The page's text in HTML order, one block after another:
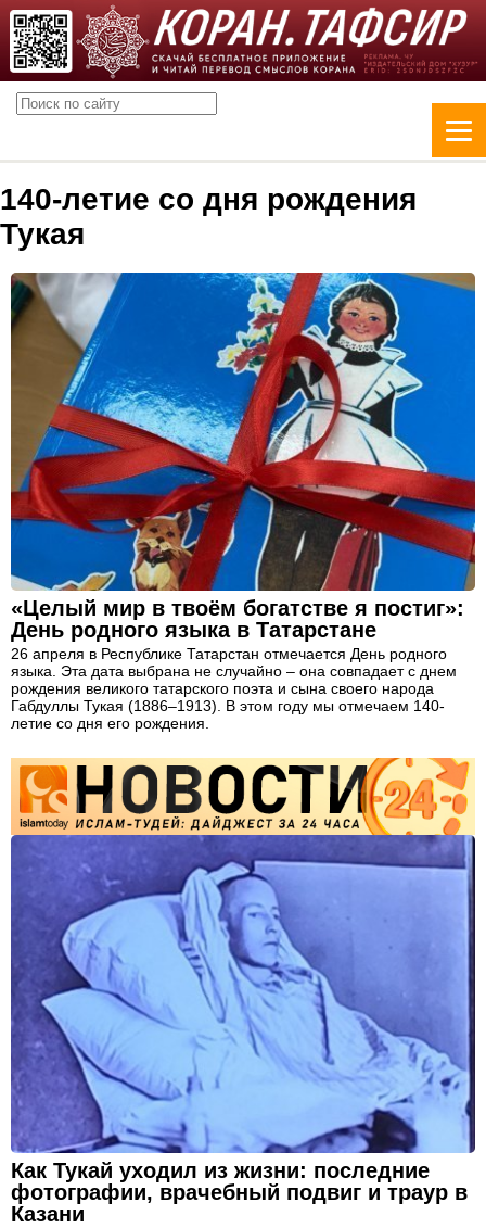
140-летие со дня рождения
Тукая
«Целый мир в твоём богатстве я постиг»:
День родного языка в Татарстане
26 апреля в Республике Татарстан отмечается День родного
языка. Эта дата выбрана не случайно – она совпадает с днем
рождения великого татарского поэта и сына своего народа
Габдуллы Тукая (1886–1913). В этом году мы отмечаем 140-
летие со дня его рождения.
Как Тукай уходил из жизни: последние
фотографии, врачебный подвиг и траур в
Казани